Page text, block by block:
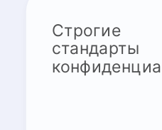
Строгие
стандарты